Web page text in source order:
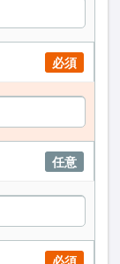
必須
任意